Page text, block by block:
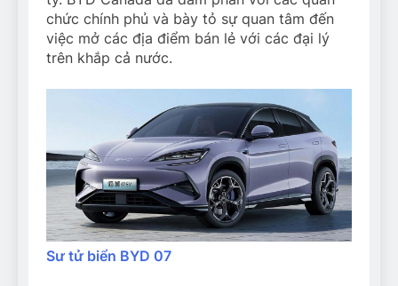
chức chính phủ và bày tỏ sự quan tâm đến
việc mở các địa điểm bán lẻ với các đại lý
trên khắp cả nước.
Sư tử biển BYD 07